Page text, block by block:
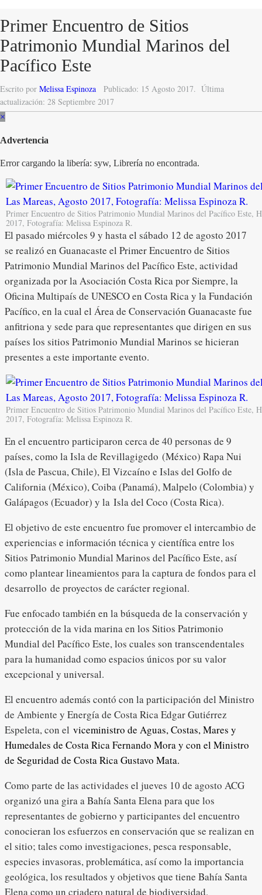
Primer Encuentro de Sitios
Patrimonio Mundial Marinos del
Pacífico Este
Escrito por Melissa Espinoza Publicado: 15 Agosto 2017. Última
actualización: 28 Septiembre 2017
×
Advertencia
Error cargando la libería: syw, Librería no encontrada.
Primer Encuentro de Sitios Patrimonio Mundial Marinos del Pacífico Este,
2017, Fotografía: Melissa Espinoza R.
El pasado miércoles 9 y hasta el sábado 12 de agosto 2017
se realizó en Guanacaste el Primer Encuentro de Sitios
Patrimonio Mundial Marinos del Pacífico Este, actividad
organizada por la Asociación Costa Rica por Siempre, la
Oficina Multipaís de UNESCO en Costa Rica y la Fundación
Pacífico, en la cual el Área de Conservación Guanacaste fue
anfitriona y sede para que representantes que dirigen en sus
países los sitios Patrimonio Mundial Marinos se hicieran
presentes a este importante evento.
Primer Encuentro de Sitios Patrimonio Mundial Marinos del Pacífico Este,
2017, Fotografía: Melissa Espinoza R.
En el encuentro participaron cerca de 40 personas de 9
países, como la Isla de Revillagigedo (México) Rapa Nui
(Isla de Pascua, Chile), El Vizcaíno e Islas del Golfo de
California (México), Coiba (Panamá), Malpelo (Colombia) y
Galápagos (Ecuador) y la Isla del Coco (Costa Rica).
El objetivo de este encuentro fue promover el intercambio de
experiencias e información técnica y científica entre los
Sitios Patrimonio Mundial Marinos del Pacífico Este, así
como plantear lineamientos para la captura de fondos para el
desarrollo de proyectos de carácter regional.
Fue enfocado también en la búsqueda de la conservación y
protección de la vida marina en los Sitios Patrimonio
Mundial del Pacífico Este, los cuales son transcendentales
para la humanidad como espacios únicos por su valor
excepcional y universal.
El encuentro además contó con la participación del Ministro
de Ambiente y Energía de Costa Rica Edgar Gutiérrez
Espeleta, con el viceministro de Aguas, Costas, Mares y
Humedales de Costa Rica Fernando Mora y con el Ministro
de Seguridad de Costa Rica Gustavo Mata.
Como parte de las actividades el jueves 10 de agosto ACG
organizó una gira a Bahía Santa Elena para que los
representantes de gobierno y participantes del encuentro
conocieran los esfuerzos en conservación que se realizan en
el sitio; tales como investigaciones, pesca responsable,
especies invasoras, problemática, así como la importancia
geológica, los resultados y objetivos que tiene Bahía Santa
Elena como un criadero natural de biodiversidad.